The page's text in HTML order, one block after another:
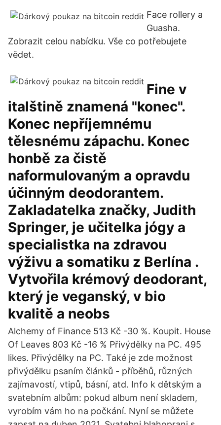
Face rollery a
Guasha.
Zobrazit celou nabídku. Vše co potřebujete
vědet.
Fine v
italštině znamená "konec".
Konec nepříjemnému
tělesnému zápachu. Konec
honbě za čistě
naformulovaným a opravdu
účinným deodorantem.
Zakladatelka značky, Judith
Springer, je učitelka jógy a
specialistka na zdravou
výživu a somatiku z Berlína .
Vytvořila krémový deodorant,
který je veganský, v bio
kvalitě a neobs
Alchemy of Finance 513 Kč -30 %. Koupit. House
Of Leaves 803 Kč -16 % Přivýdělky na PC. 495
likes. Přivýdělky na PC. Také je zde možnost
přivýdělku psaním článků - příběhů, různých
zajímavostí, vtipů, básní, atd. Info k dětským a
svatebním albům: pokud album není skladem,
vyrobím vám ho na počkání. Nyní se můžete